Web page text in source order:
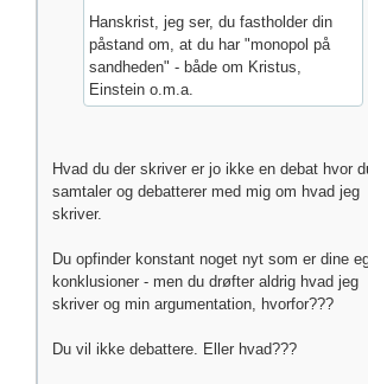
Hanskrist, jeg ser, du fastholder din
påstand om, at du har "monopol på
sandheden" - både om Kristus,
Einstein o.m.a.
Hvad du der skriver er jo ikke en debat hvor
samtaler og debatterer med mig om hvad jeg
skriver.
Du opfinder konstant noget nyt som er dine
konklusioner - men du drøfter aldrig hvad jeg
skriver og min argumentation, hvorfor???
Du vil ikke debattere. Eller hvad???